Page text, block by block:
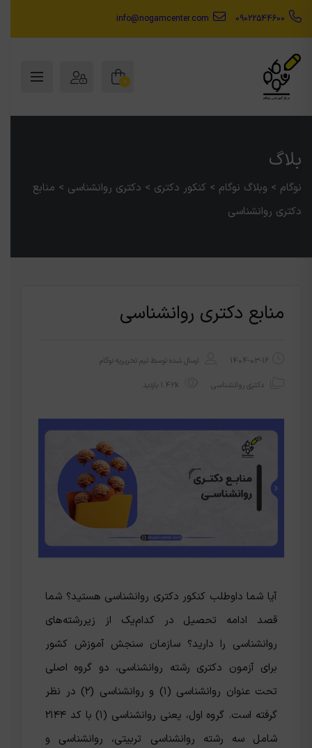
09022544600
info@nogamcenter.com
0
بلاگ
نوگام > وبلاگ نوگام > کنکور دکتری > دکتری روانشناسی > منابع
دکتری روانشناسی
منابع دکتری روانشناسی
1404-03-16 ارسال شده توسط تیم تحریریه نوگام
دکتری روانشناسی
آیا شما داوطلب کنکور دکتری روانشناسی هستید؟ شما
قصد ادامه تحصیل در کدام‌یک از زیررشته‌های
روانشناسی را دارید؟ سازمان سنجش آموزش کشور
برای آزمون دکتری رشته روانشناسی، دو گروه اصلی
تحت عنوان روانشناسی (۱) و روانشناسی (۲) در نظر
گرفته است. گروه اول، یعنی روانشناسی (۱) با کد ۲۱۴۴
شامل سه رشته روانشناسی تربیتی، روانشناسی و